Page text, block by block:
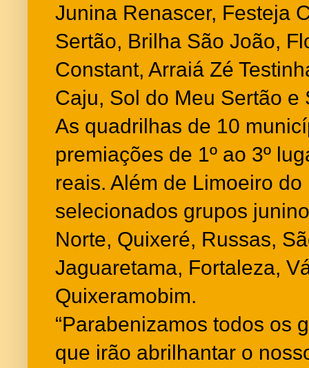
Junina Renascer, Festeja
Sertão, Brilha São João,
Constant, Arraiá Zé
Caju, Sol do Meu Sertão e
As quadrilhas de 10
premiações de 1º ao 3º
reais. Além de Limoeiro
selecionados grupos
Norte, Quixeré, Russas,
Jaguaretama, Fortaleza,
Quixeramobim.
“Parabenizamos todos os
que irão abrilhantar o